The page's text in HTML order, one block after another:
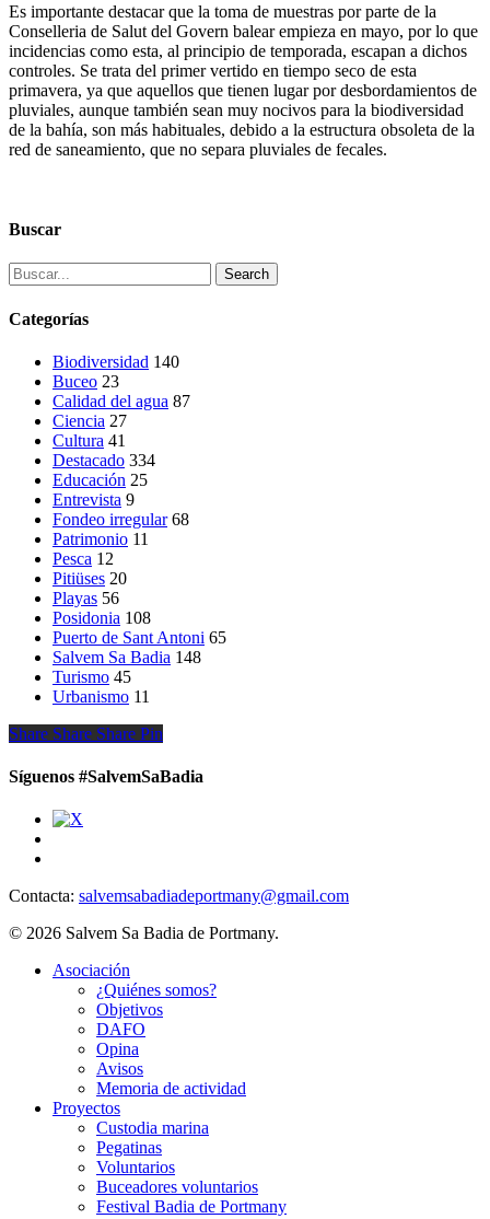
Es importante destacar que la toma de muestras por parte de la
Conselleria de Salut del Govern balear empieza en mayo, por lo que
incidencias como esta, al principio de temporada, escapan a dichos
controles. Se trata del primer vertido en tiempo seco de esta
primavera, ya que aquellos que tienen lugar por desbordamientos de
pluviales, aunque también sean muy nocivos para la biodiversidad
de la bahía, son más habituales, debido a la estructura obsoleta de la
red de saneamiento, que no separa pluviales de fecales.
Buscar
Search
Categorías
Biodiversidad 140
Buceo 23
Calidad del agua 87
Ciencia 27
Cultura 41
Destacado 334
Educación 25
Entrevista 9
Fondeo irregular 68
Patrimonio 11
Pesca 12
Pitiüses 20
Playas 56
Posidonia 108
Puerto de Sant Antoni 65
Salvem Sa Badia 148
Turismo 45
Urbanismo 11
Share
Share Share Share Pin
Síguenos #SalvemSaBadia
Contacta: salvemsabadiadeportmany@gmail.com
© 2026 Salvem Sa Badia de Portmany.
Close
Asociación
¿Quiénes somos?
Objetivos
DAFO
Opina
Avisos
Memoria de actividad
Proyectos
Custodia marina
Pegatinas
Voluntarios
Buceadores voluntarios
Festival Badia de Portmany